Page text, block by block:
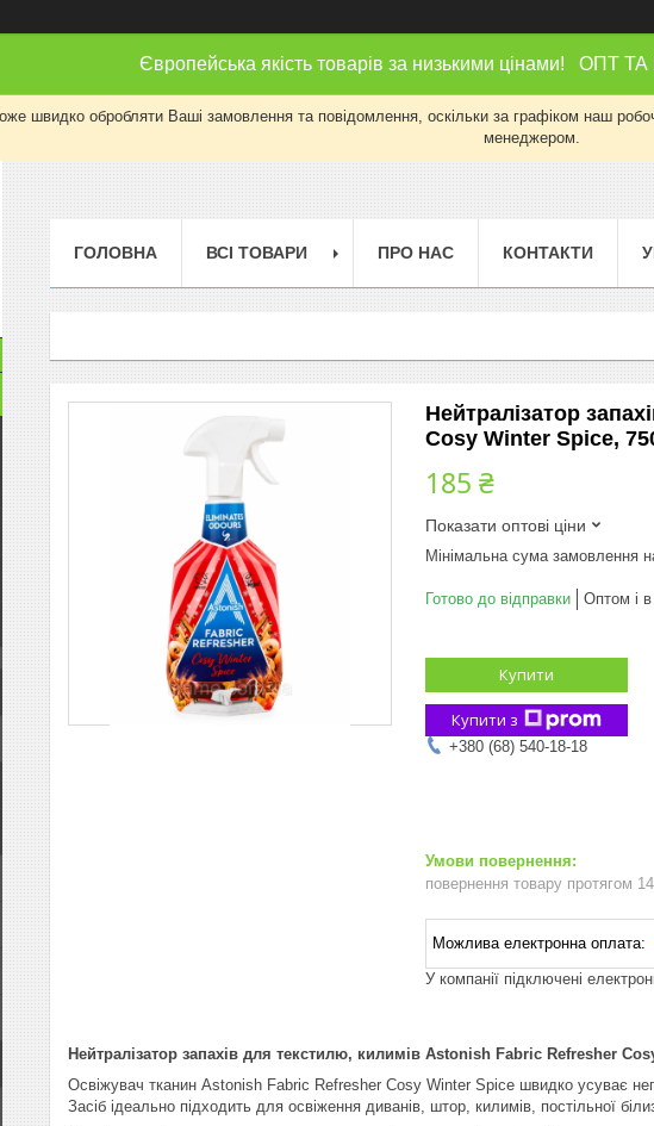
Європейська якість товарів за низькими цінами! ОПТ
швидко обробляти Ваші замовлення та повідомлення, оскільки за графіком наш
менеджером.
ГОЛОВНА ВСІ ТОВАРИ ПРО НАС КОНТАКТИ
Нейтралізатор
Cosy Winter Spice,
185 ₴
Показати оптові ціни
Мінімальна сума замовлення
Готово до відправки Оптом і в
Купити
Купити з
+380 (68) 540-18-18
повернення товару протягом 14
У компанії підключені
Нейтралізатор запахів для текстилю, килимів Astonish Fabric Refresher
Освіжувач тканин Astonish Fabric Refresher Cosy Winter Spice швидко усуває
Засіб ідеально підходить для освіження диванів, штор, килимів, постільної